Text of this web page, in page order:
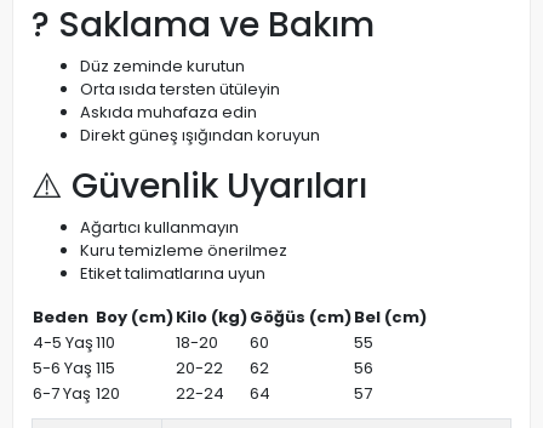
? Saklama ve Bakım
Düz zeminde kurutun
Orta ısıda tersten ütüleyin
Askıda muhafaza edin
Direkt güneş ışığından koruyun
⚠️ Güvenlik Uyarıları
Ağartıcı kullanmayın
Kuru temizleme önerilmez
Etiket talimatlarına uyun
Beden Boy (cm)Kilo (kg)Göğüs (cm)Bel (cm)
4-5 Yaş110 18-20 60
55
5-6 Yaş 115 20-22 62
56
6-7 Yaş 120 22-24 64 57